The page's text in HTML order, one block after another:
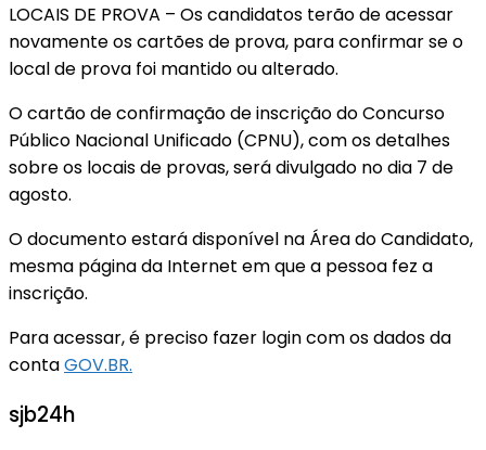
LOCAIS DE PROVA – Os candidatos terão de acessar
novamente os cartões de prova, para confirmar se o
local de prova foi mantido ou alterado.
O cartão de confirmação de inscrição do Concurso
Público Nacional Unificado (CPNU), com os detalhes
sobre os locais de provas, será divulgado no dia 7 de
agosto.
O documento estará disponível na Área do Candidato,
mesma página da Internet em que a pessoa fez a
inscrição.
Para acessar, é preciso fazer login com os dados da
contaGOV.BR.
sjb24h